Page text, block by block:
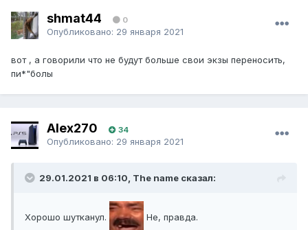
shmat44 0
Опубликовано: 29 января 2021
вот , а говорили что не будут больше свои экзы переносить,
пи*"болы
Alex270 34
Опубликовано: 29 января 2021
29.01.2021 в 06:10, The name сказал:
Хорошо шутканул. Не, правда.